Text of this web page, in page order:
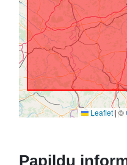
Leaflet | ©
Papildu